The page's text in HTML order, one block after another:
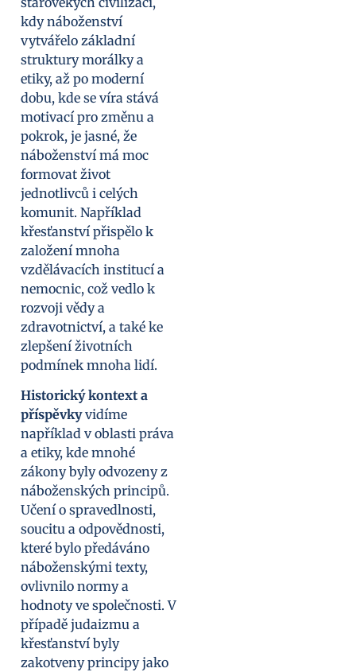
kdy náboženství
vytvářelo základní
struktury morálky a
etiky, až po moderní
dobu, kde se víra stává
motivací pro změnu a
pokrok, je jasné, že
náboženství má moc
formovat život
jednotlivců i celých
komunit. Například
křesťanství přispělo k
založení mnoha
vzdělávacích institucí a
nemocnic, což vedlo k
rozvoji vědy a
zdravotnictví, a také ke
zlepšení životních
podmínek mnoha lidí.
Historický kontext a
příspěvkyvidíme
například v oblasti práva
a etiky, kde mnohé
zákony byly odvozeny z
náboženských principů.
Učení o spravedlnosti,
soucitu a odpovědnosti,
které bylo předáváno
náboženskými texty,
ovlivnilo normy a
hodnoty ve společnosti. V
případě judaizmu a
křesťanství byly
zakotveny principy jako